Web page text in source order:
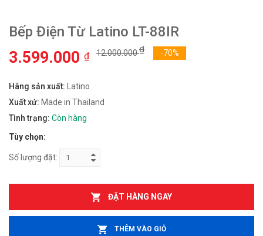
Bếp Điện Từ Latino LT-88IR
3.599.000 ₫ 12.000.000₫ -70%
Hãng sản xuất:
Latino
Xuất xứ: Made in Thailand
Tình trạng: Còn hàng
Tùy chọn:
Số lượng đặt:
ĐẶT HÀNG NGAY
THÊM VÀO GIỎ